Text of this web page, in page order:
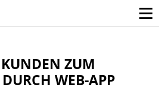
ZUM
WEB-APP